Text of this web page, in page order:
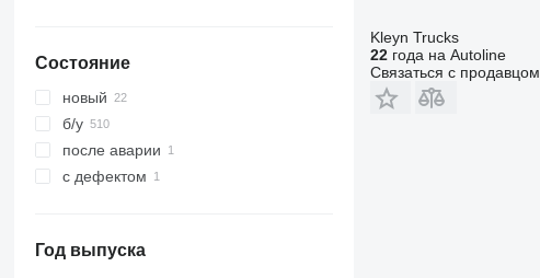
Состояние
новый
б/у
после аварии
с дефектом
Год выпуска
Kleyn Trucks
22года на Autoline
Связаться с продавцом